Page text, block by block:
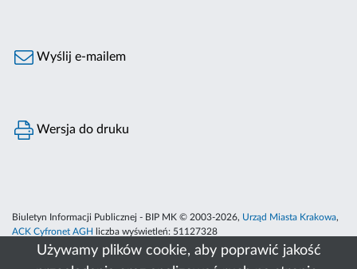
Używamy plików cookie, aby poprawić jakość
Wyślij e-mailem
Wersja do druku
Biuletyn Informacji Publicznej - BIP MK © 2003-2026, Urząd Miasta Krakowa,
ACK Cyfronet AGH
liczba wyświetleń: 51127328